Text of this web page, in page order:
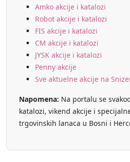
Amko akcije i katalozi
Robot akcije i katalozi
FIS akcije i katalozi
CM akcije i katalozi
JYSK akcije i katalozi
Penny akcije
Sve aktuelne akcije na
Napomena: Na portalu se
katalozi, vikend akcije i
trgovinskih lanaca u Bosni i